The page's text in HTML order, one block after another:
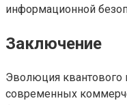
информационной
Заключение
Эволюция квантового
современных